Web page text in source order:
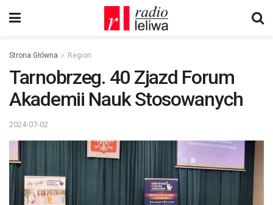
Strona Główna Region
Tarnobrzeg. 40 Zjazd Forum
Akademii Nauk Stosowanych
2024-07-02